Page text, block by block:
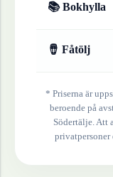
📚 Bokhylla
🪘 Fåtölj
* Priserna är
beroende på
Södertälje. Att
privatpersoner